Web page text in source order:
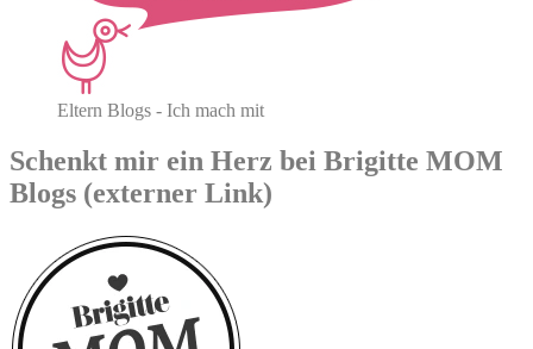
Eltern Blogs - Ich mach mit
Schenkt mir ein Herz bei Brigitte MOM
Blogs (externer Link)